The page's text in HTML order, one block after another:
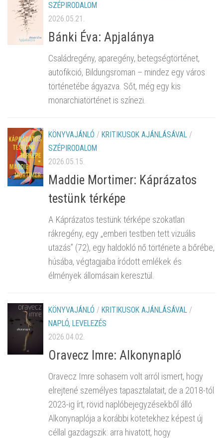
SZÉPIRODALOM
2026.05.21.
Bánki Éva: Apjalánya
Családregény, aparegény, betegségtörténet,
autofikció, Bildungsroman – mindez egy város
történetébe ágyazva. Sőt, még egy kis
monarchiatörténet is színezi.
KÖNYVAJÁNLÓ / KRITIKUSOK AJÁNLÁSÁVAL /
SZÉPIRODALOM
2026.05.15.
Maddie Mortimer: Káprázatos
testünk térképe
A Káprázatos testünk térképe szokatlan
rákregény, egy „emberi testben tett vizuális
utazás” (72), egy haldokló nő története a bőrébe,
húsába, végtagjaiba íródott emlékek és
élmények állomásain keresztül.
KÖNYVAJÁNLÓ / KRITIKUSOK AJÁNLÁSÁVAL /
NAPLÓ, LEVELEZÉS
2026.04.02.
Oravecz Imre: Alkonynapló
Oravecz Imre sohasem volt arról ismert, hogy
elrejtené személyes tapasztalatait, de a 2018-tól
2023-ig írt, rövid naplóbejegyzésekből álló
Alkonynaplója a korábbi kötetekhez képest új
céllal gazdagszik: arra hivatott, hogy